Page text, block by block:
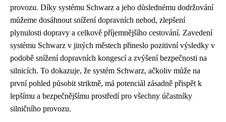
provozu. Díky systému Schwarz a jeho důslednému dodržování
můžeme dosáhnout snížení dopravních nehod, zlepšení
plynulosti dopravy a celkově příjemnějšího cestování. Zavedení
systému Schwarz v jiných městech přineslo pozitivní výsledky v
podobě snížení dopravních kongescí a zvýšení bezpečnosti na
silnicích. To dokazuje, že systém Schwarz, ačkoliv může na
první pohled působit striktně, má potenciál zásadně přispět k
lepšímu a bezpečnějšímu prostředí pro všechny účastníky
silničního provozu.